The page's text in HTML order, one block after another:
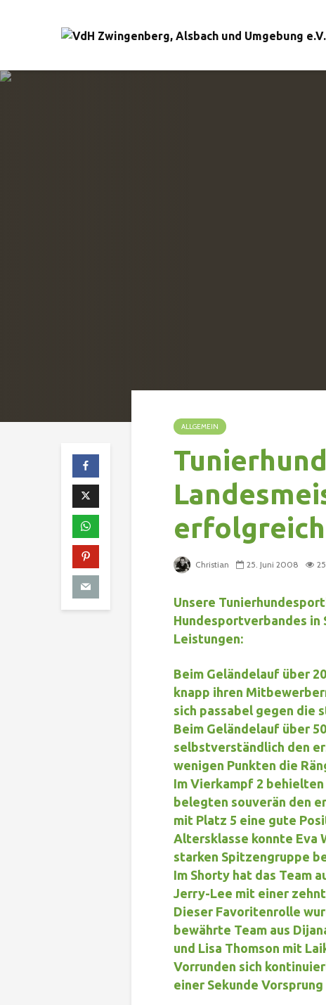
ALLGEMEIN
erfolgreich
Christian 25. Juni 2008
Unsere
Hundesportverbandes in
Leistungen:
Beim Geländelauf über
knapp ihren
sich passabel gegen die
Beim Geländelauf über
selbstverständlich den
wenigen Punkten die
Im Vierkampf 2 behielten
belegten souverän den
mit Platz 5 eine gute
Altersklasse konnte Eva
starken Spitzengruppe
Im Shorty hat das Team
Jerry-Lee mit einer
Dieser Favoritenrolle
bewährte Team aus
und Lisa Thomson mit
Vorrunden sich
einer Sekunde